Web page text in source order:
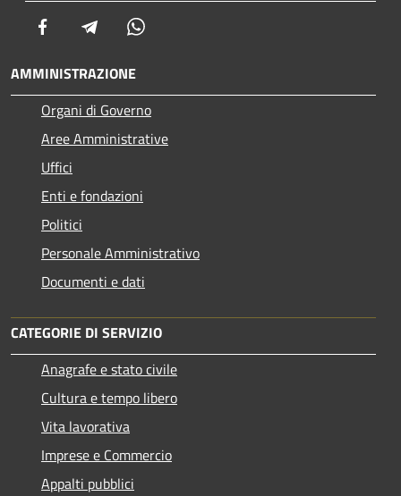
Facebook Telegram
AMMINISTRAZIONE
Organi di Governo
Aree Amministrative
Uffici
Enti e fondazioni
Politici
Personale Amministrativo
Documenti e dati
CATEGORIE DI SERVIZIO
Anagrafe e stato civile
Cultura e tempo libero
Vita lavorativa
Imprese e Commercio
Appalti pubblici